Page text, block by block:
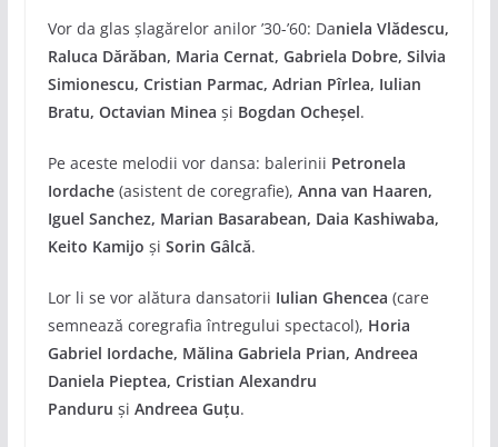
Vor da glas şlagărelor anilor ’30-’60: Daniela Vlădescu,
Raluca Dărăban, Maria Cernat, Gabriela Dobre, Silvia
Simionescu, Cristian Parmac, Adrian Pîrlea, Iulian
Bratu, Octavian Minea şi Bogdan Ocheşel.
Pe aceste melodii vor dansa: balerinii Petronela
Iordache(asistent de coregrafie), Anna van Haaren,
Iguel Sanchez, Marian Basarabean, Daia Kashiwaba,
Keito Kamijo și Sorin Gâlcă.
Lor li se vor alătura dansatorii Iulian Ghencea (care
semnează coregrafia întregului spectacol), Horia
Gabriel Iordache, Mălina Gabriela Prian, Andreea
Daniela Pieptea, Cristian Alexandru
Panduru şi Andreea Guțu.